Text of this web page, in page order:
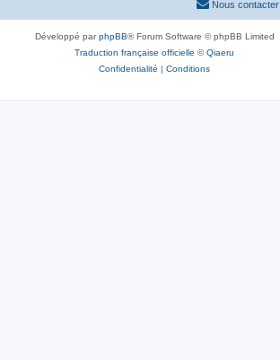
Nous contacter
Développé parphpBB® Forum Software © phpBB Limited
Traduction française officielle ©Qiaeru
Confidentialité | Conditions